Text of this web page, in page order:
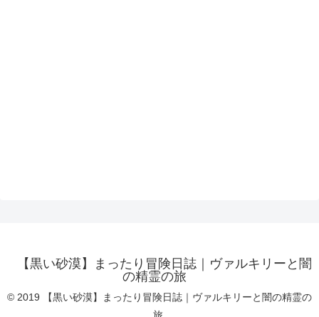
【黒い砂漠】まったり冒険日誌｜ヴァルキリーと闇
の精霊の旅
© 2019 【黒い砂漠】まったり冒険日誌｜ヴァルキリーと闇の精霊の
旅.